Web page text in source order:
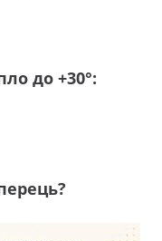
до +30°: